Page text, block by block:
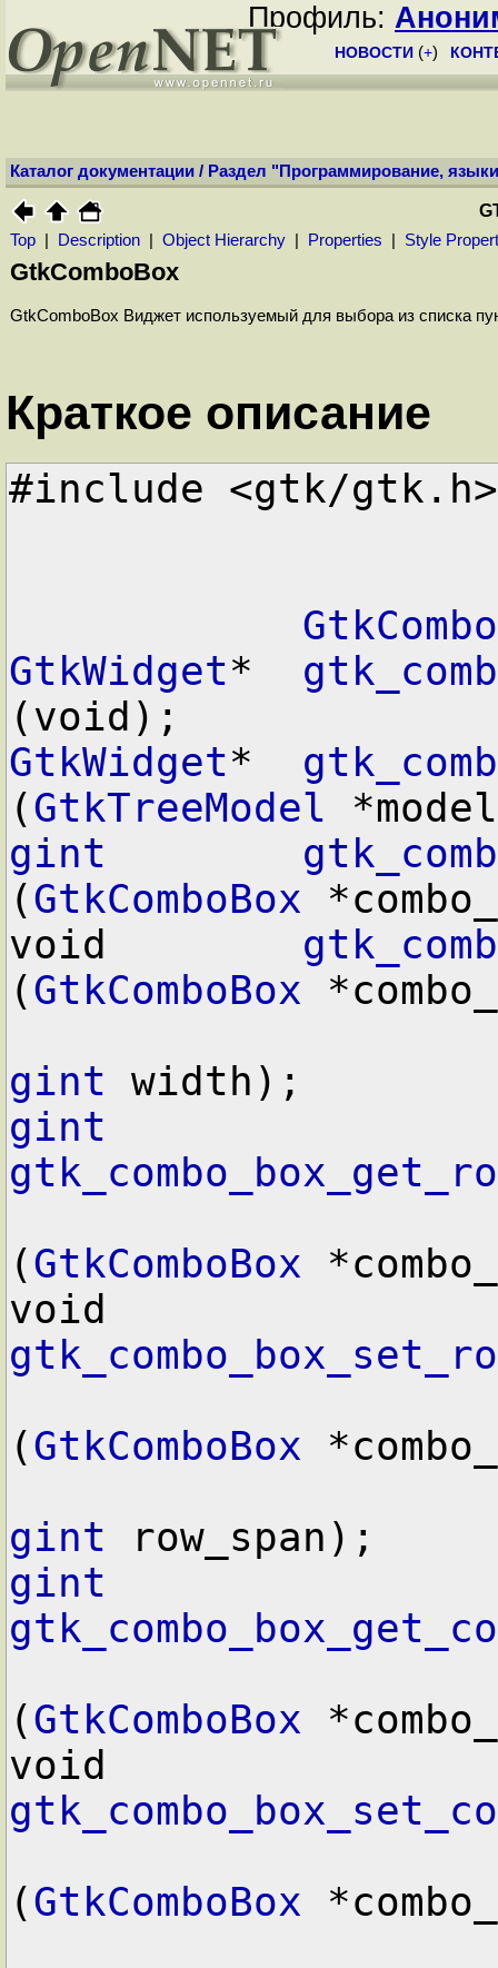
Профиль:
НОВОСТИ (+)
Каталог документации / Раздел "Программирование,
Top Description Object Hierarchy Properties Style
GtkComboBox
GtkComboBox Виджет используемый для выбора из списка
Краткое описание
#include <gtk/gtk.h>
GtkWidget*
GtkWidget*
(GtkTreeModel
gint
(GtkComboBox
void
(GtkComboBox
gint
gint
(GtkComboBox
(GtkComboBox
gint
gint
(GtkComboBox
(GtkComboBox